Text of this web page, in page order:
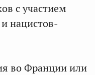
с участием
нацистов-
во Франции или